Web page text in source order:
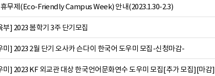
무제(Eco-Friendly Campus Week) 안내(2023.1.30-2.3)
] 2023 봄학기 3주 단기모집
] 2023 2월 단기 오사카 슨다이 한국어 도우미 모집-신청마감-
미] 2023 KF 외교관 대상 한국언어문화연수 도우미 모집[추가 모집][마감]